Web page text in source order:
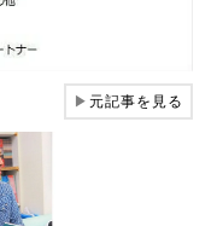
▶元記事を見る